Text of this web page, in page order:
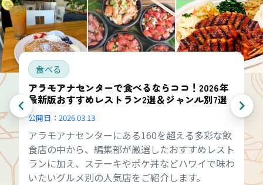
食べる
アラモアナセンターで食べるならココ！2026年
最新版おすすめレストラン2選＆ジャンル別7選
公開日： 2026.03.13
アラモアナセンターにある160を超える多彩な飲
食店の中から、編集部が厳選したおすすめレスト
ランに加え、ステーキやポケ丼などハワイで味わ
いたいグルメ別の人気店をご紹介します。